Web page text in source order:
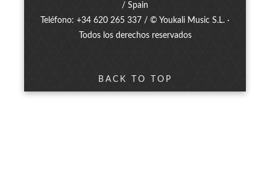
/ Spain
Teléfono: +34 620 265 337 / © Youkali Music S.L. ·
Todos los derechos reservados
BACK TO TOP